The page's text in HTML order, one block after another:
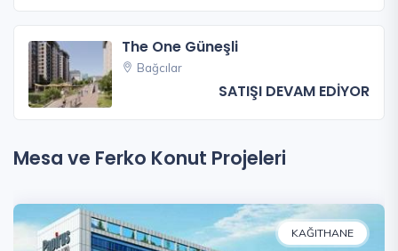
The One Güneşli
Bağcılar
SATIŞI DEVAM EDİYOR
Mesa ve Ferko Konut Projeleri
KAĞITHANE